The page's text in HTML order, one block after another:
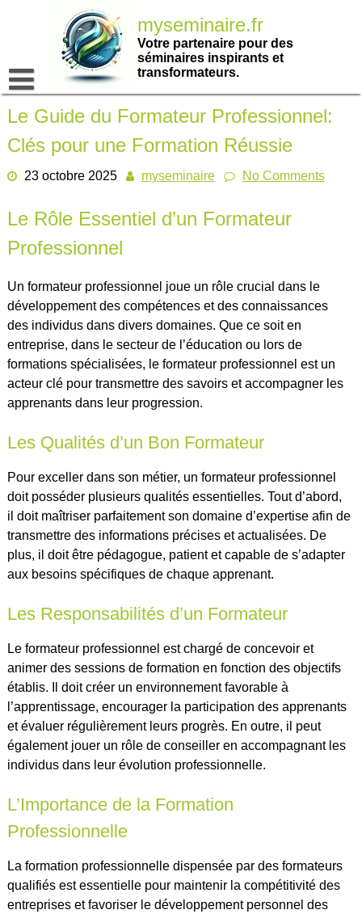
myseminaire.fr
Votre partenaire pour des
séminaires inspirants et
transformateurs.
Le Guide du Formateur Professionnel:
Clés pour une Formation Réussie
23 octobre 2025 myseminaire No Comments
Le Rôle Essentiel d’un Formateur
Professionnel
Un formateur professionnel joue un rôle crucial dans le
développement des compétences et des connaissances
des individus dans divers domaines. Que ce soit en
entreprise, dans le secteur de l’éducation ou lors de
formations spécialisées, le formateur professionnel est un
acteur clé pour transmettre des savoirs et accompagner les
apprenants dans leur progression.
Les Qualités d’un Bon Formateur
Pour exceller dans son métier, un formateur professionnel
doit posséder plusieurs qualités essentielles. Tout d’abord,
il doit maîtriser parfaitement son domaine d’expertise afin de
transmettre des informations précises et actualisées. De
plus, il doit être pédagogue, patient et capable de s’adapter
aux besoins spécifiques de chaque apprenant.
Les Responsabilités d’un Formateur
Le formateur professionnel est chargé de concevoir et
animer des sessions de formation en fonction des objectifs
établis. Il doit créer un environnement favorable à
l’apprentissage, encourager la participation des apprenants
et évaluer régulièrement leurs progrès. En outre, il peut
également jouer un rôle de conseiller en accompagnant les
individus dans leur évolution professionnelle.
L’Importance de la Formation
Professionnelle
La formation professionnelle dispensée par des formateurs
qualifiés est essentielle pour maintenir la compétitivité des
entreprises et favoriser le développement personnel des